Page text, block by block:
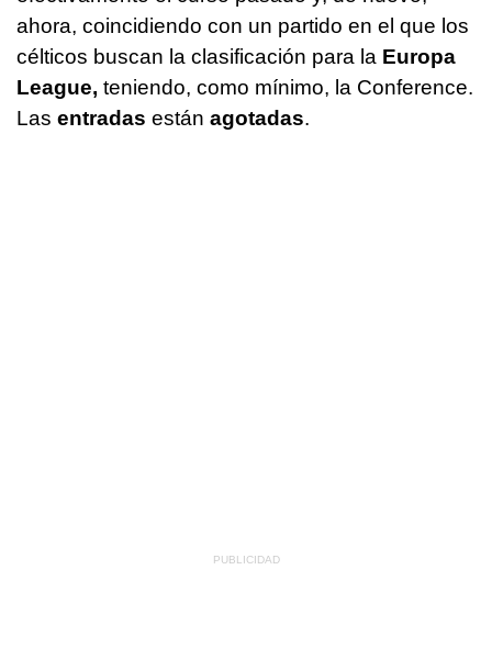
ahora, coincidiendo con un partido en el que los
célticos buscan la clasificación para la Europa
League, teniendo, como mínimo, la Conference.
Las entradas están agotadas.